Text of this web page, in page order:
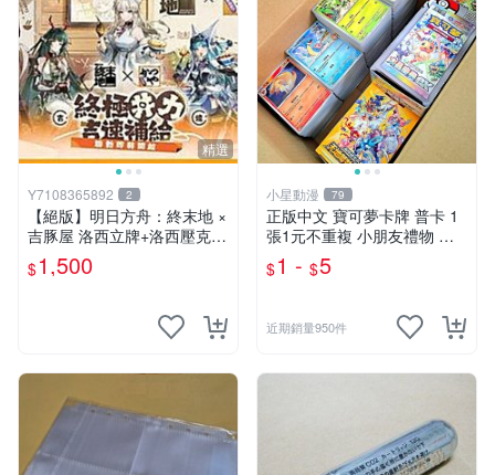
精選
Y7108365892 2
【絕版】明日方舟：終末地 ×
吉豚屋 洛西立牌+洛西壓克力
吊飾+洛西透卡
$1,500
小星動漫 79
正版中文 寶可夢卡牌 普卡 1
張1元不重複 小朋友禮物 補
習班獎勵 中文版 PTCG寶可
夢卡 官方現貨
$1 - $5
近期銷量950件